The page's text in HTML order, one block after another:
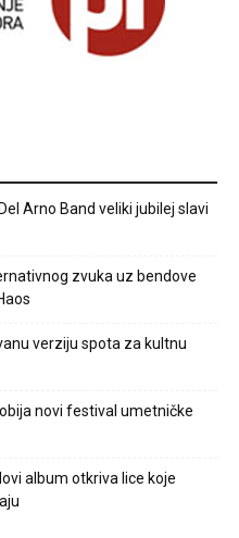
Arno Band veliki jubilej slavi
zvuka uz bendove
verziju spota za kultnu
novi festival umetničke
album otkriva lice koje